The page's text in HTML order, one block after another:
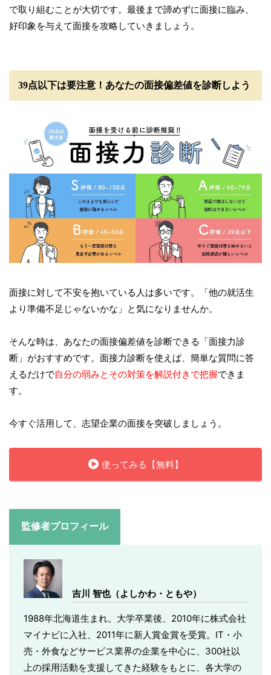
で取り組むことが大切です。最後まで諦めずに面接に臨み、
好印象を与えて面接を攻略していきましょう。
39点以下は要注意！あなたの面接偏差値を診断しよう
面接に対して不安を抱いている人は多いです。「他の就活生
より準備不足じゃないかな」と気になりませんか。
そんな時は、あなたの面接偏差値を診断できる「面接力診
断」がおすすめです。面接力診断を使えば、簡単な質問に答
えるだけで自分の弱みとその対策を解説付きで把握できま
す。
今すぐ活用して、志望企業の面接を突破しましょう。
使ってみる【無料】
監修者プロフィール
吉川 智也（よしかわ・ともや）
1988年北海道生まれ。大学卒業後、2010年に株式会社
マイナビに入社、2011年に新人賞金賞を受賞。IT・小
売・外食などサービス業界の企業を中心に、300社以
上の採用活動を支援してきた経験をもとに、各大学の